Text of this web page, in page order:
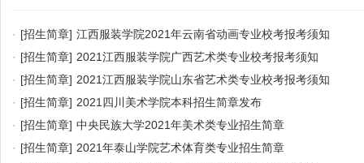
· [招生简章] 江西服装学院2021年云南省动画专业校考报考须知
· [招生简章] 2021江西服装学院广西艺术类专业校考报考须知
· [招生简章] 2021江西服装学院山东省艺术类专业校考报考须知
· [招生简章] 2021四川美术学院本科招生简章发布
· [招生简章] 中央民族大学2021年美术类专业招生简章
· [招生简章] 2021年泰山学院艺术体育类专业招生简章